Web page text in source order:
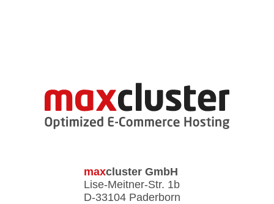
maxclusterGmbH
Lise-Meitner-Str. 1b
D-33104 Paderborn